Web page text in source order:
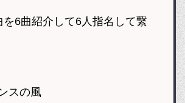
を6曲紹介して6人指名して繋
スの風